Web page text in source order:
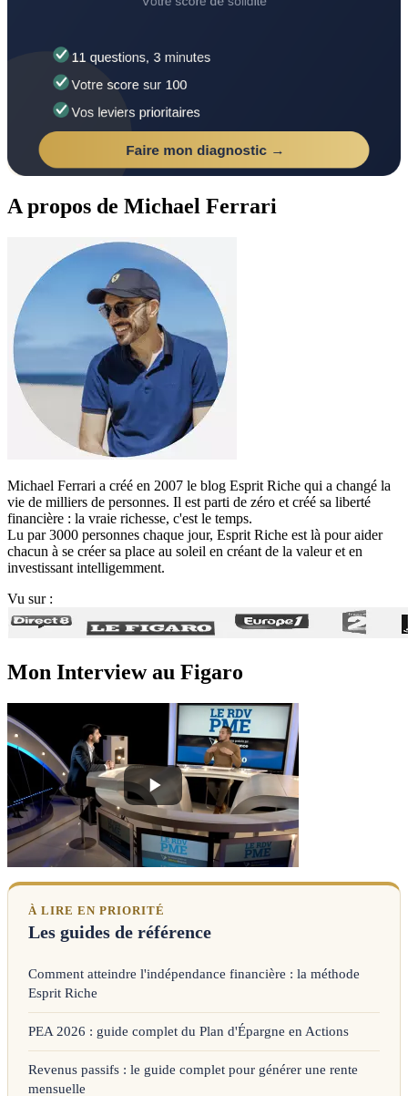
A propos de Michael Ferrari
Michael Ferrari a créé en 2007 le blog Esprit Riche qui a changé la
vie de milliers de personnes. Il est parti de zéro et créé sa liberté
financière : la vraie richesse, c'est le temps.
Lu par 3000 personnes chaque jour, Esprit Riche est là pour aider
chacun à se créer sa place au soleil en créant de la valeur et en
investissant intelligemment.
Vu sur :
Mon Interview au Figaro
À LIRE EN PRIORITÉ
Les guides de référence
Comment atteindre l'indépendance financière : la méthode
Esprit Riche
PEA 2026 : guide complet du Plan d'Épargne en Actions
Revenus passifs : le guide complet pour générer une rente
mensuelle